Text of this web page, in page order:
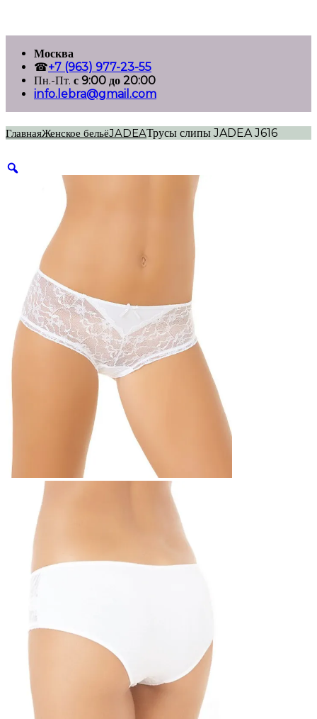
содержимому
Москва
☎+7 (963) 977-23-55
Пн.-Пт. с 9:00 до 20:00
info.lebra@gmail.com
ГлавнаяЖенское бельёJADEAТрусы слипы JADEA J616